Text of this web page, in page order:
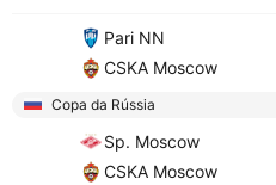
Pari NN
CSKA Moscow
Copa da Rússia
Sp. Moscow
CSKA Moscow